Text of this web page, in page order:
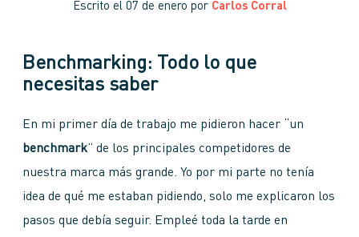
Escrito el 07 de enero por Carlos Corral
Benchmarking: Todo lo que
necesitas saber
En mi primer día de trabajo me pidieron hacer “un
benchmark” de los principales competidores de
nuestra marca más grande. Yo por mi parte no tenía
idea de qué me estaban pidiendo, solo me explicaron los
pasos que debía seguir. Empleé toda la tarde en